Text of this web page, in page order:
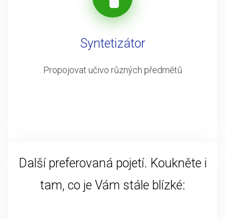
Syntetizátor
Propojovat učivo různých předmětů
Další preferovaná pojetí. Koukněte i
tam, co je Vám stále blízké: